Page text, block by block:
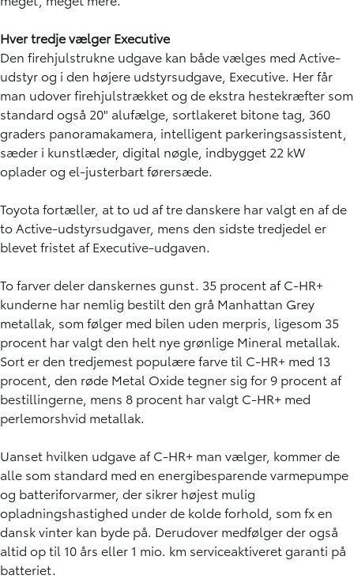
Hver tredje vælger Executive
Den firehjulstrukne udgave kan både vælges med Active-
udstyr og i den højere udstyrsudgave, Executive. Her får
man udover firehjulstrækket og de ekstra hestekræfter som
standard også 20" alufælge, sortlakeret bitone tag, 360
graders panoramakamera, intelligent parkeringsassistent,
sæder i kunstlæder, digital nøgle, indbygget 22 kW
oplader og el-justerbart førersæde.
Toyota fortæller, at to ud af tre danskere har valgt en af de
to Active-udstyrsudgaver, mens den sidste tredjedel er
blevet fristet af Executive-udgaven.
To farver deler danskernes gunst. 35 procent af C-HR+
kunderne har nemlig bestilt den grå Manhattan Grey
metallak, som følger med bilen uden merpris, ligesom 35
procent har valgt den helt nye grønlige Mineral metallak.
Sort er den tredjemest populære farve til C-HR+ med 13
procent, den røde Metal Oxide tegner sig for 9 procent af
bestillingerne, mens 8 procent har valgt C-HR+ med
perlemorshvid metallak.
Uanset hvilken udgave af C-HR+ man vælger, kommer de
alle som standard med en energibesparende varmepumpe
og batteriforvarmer, der sikrer højest mulig
opladningshastighed under de kolde forhold, som fx en
dansk vinter kan byde på. Derudover medfølger der også
altid op til 10 års eller 1 mio. km serviceaktiveret garanti på
batteriet.